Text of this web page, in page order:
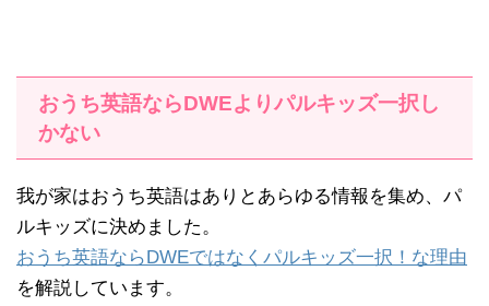
おうち英語ならDWEよりパルキッズ一択し
かない
我が家はおうち英語はありとあらゆる情報を集め、パ
ルキッズに決めました。
おうち英語ならDWEではなくパルキッズ一択！な理由
を解説しています。